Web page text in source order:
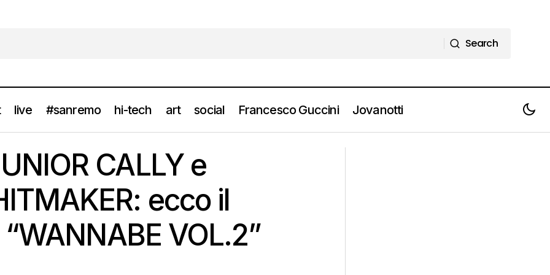
Search
live #sanremo hi-tech art social Francesco Guccini Jovanotti
CALLY e
ecco il
VOL.2”